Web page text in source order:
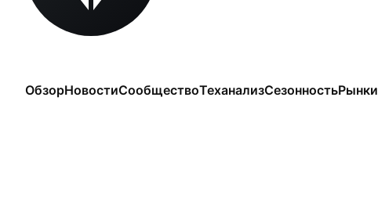
ОбзорНовостиСообществоТеханализСезонностьРынки